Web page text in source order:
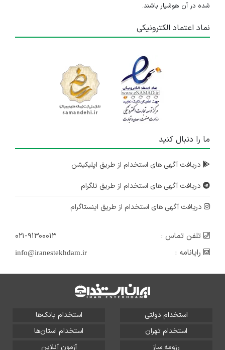
شده در آن هوشیار باشند.
نماد اعتماد الکترونیکی
ما را دنبال کنید
دریافت آگهی های استخدام از طریق اپلیکیشن
دریافت آگهی های استخدام از طریق تلگرام
دریافت آگهی های استخدام از طریق اینستاگرام
تلفن تماس :
۰۲۱-۹۱۳۰۰۰۱۳
رایانامه :
info@iranestekhdam.ir
استخدام دولتی
استخدام بانک‌ها
استخدام تهران
استخدام استان‌ها
رزومه ساز
آزمون آنلاین